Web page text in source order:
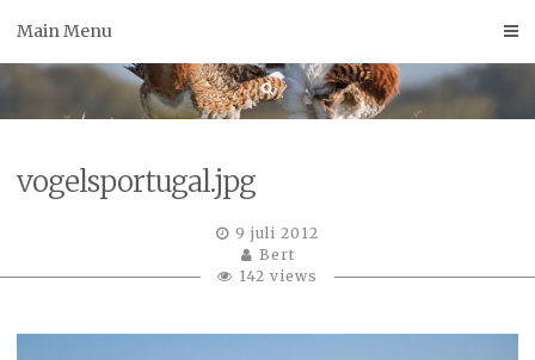
Main Menu
vogelsportugal.jpg
9 juli 2012
Bert
142 views